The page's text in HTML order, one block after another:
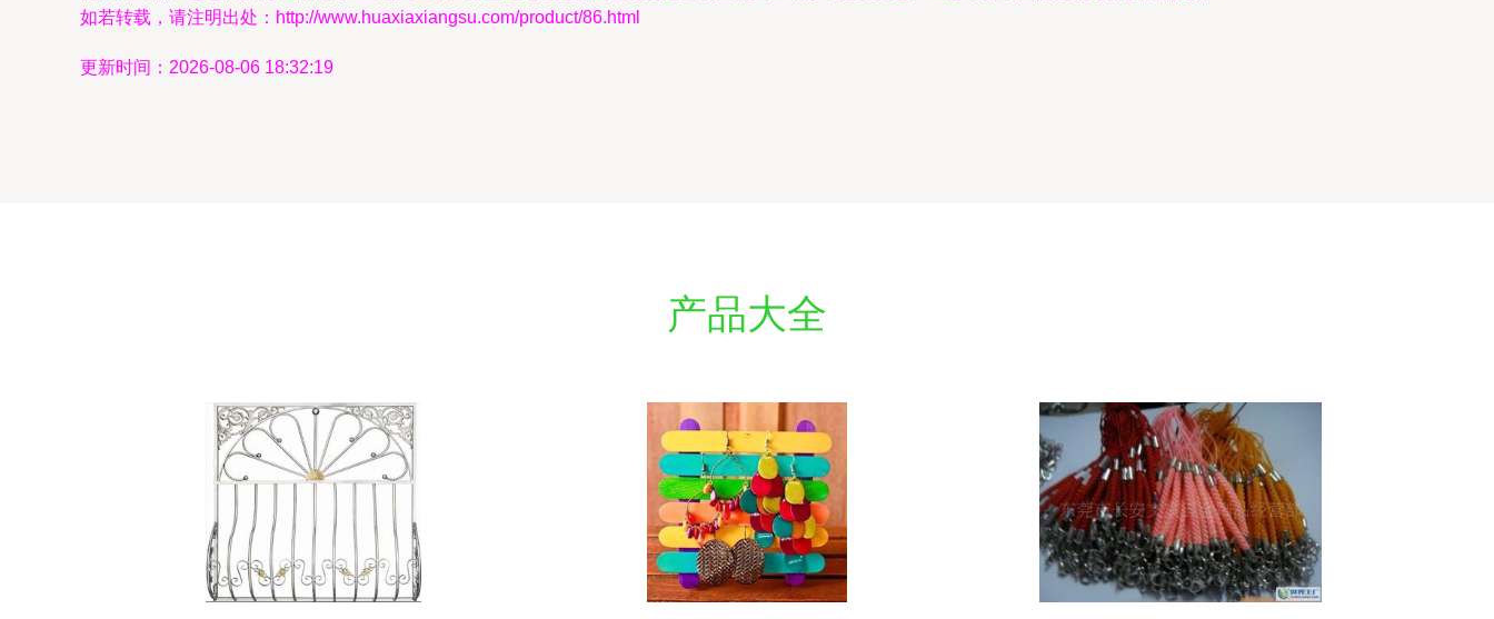
如若转载，请注明出处：http://www.huaxiaxiangsu.com/product/86.html
更新时间：2026-08-06 18:32:19
产品大全